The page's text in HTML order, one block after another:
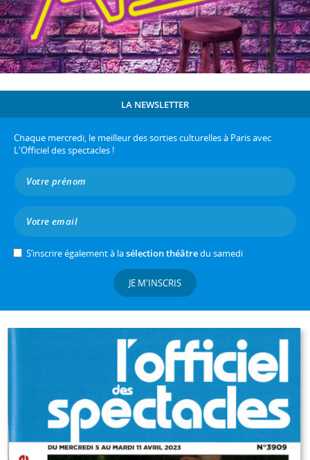
LA NEWSLETTER
Chaque mercredi, le meilleur des sorties culturelles à Paris avec
L'Officiel des spectacles !
S’inscrire également à lasélection théâtredu samedi
JE M'INSCRIS